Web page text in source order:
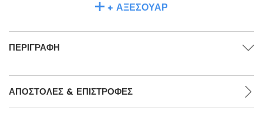
+ ΑΞΕΣΟΥΆΡ
ΠΕΡΙΓΡΑΦΉ
ΑΠΟΣΤΟΛΈΣ & ΕΠΙΣΤΡΟΦΈΣ